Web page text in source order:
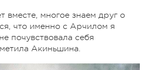
вместе, многое знаем друг о
что именно с Арчилом я
почувствовала себя
Акиньшина.